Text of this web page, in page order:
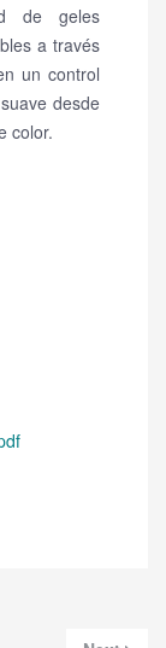
de geles
a través
un control
desde
color.